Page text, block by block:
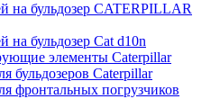
на бульдозер CATERPILLAR
на бульдозер Сat d10n
элементы Caterpillar
бульдозеров Caterpillar
фронтальных погрузчиков